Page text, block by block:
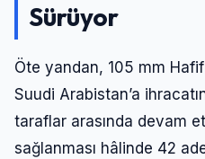
Sürüyor
Öte yandan, 105 mm Hafif
Suudi Arabistan’a
taraflar arasında devam
sağlanması hâlinde 42